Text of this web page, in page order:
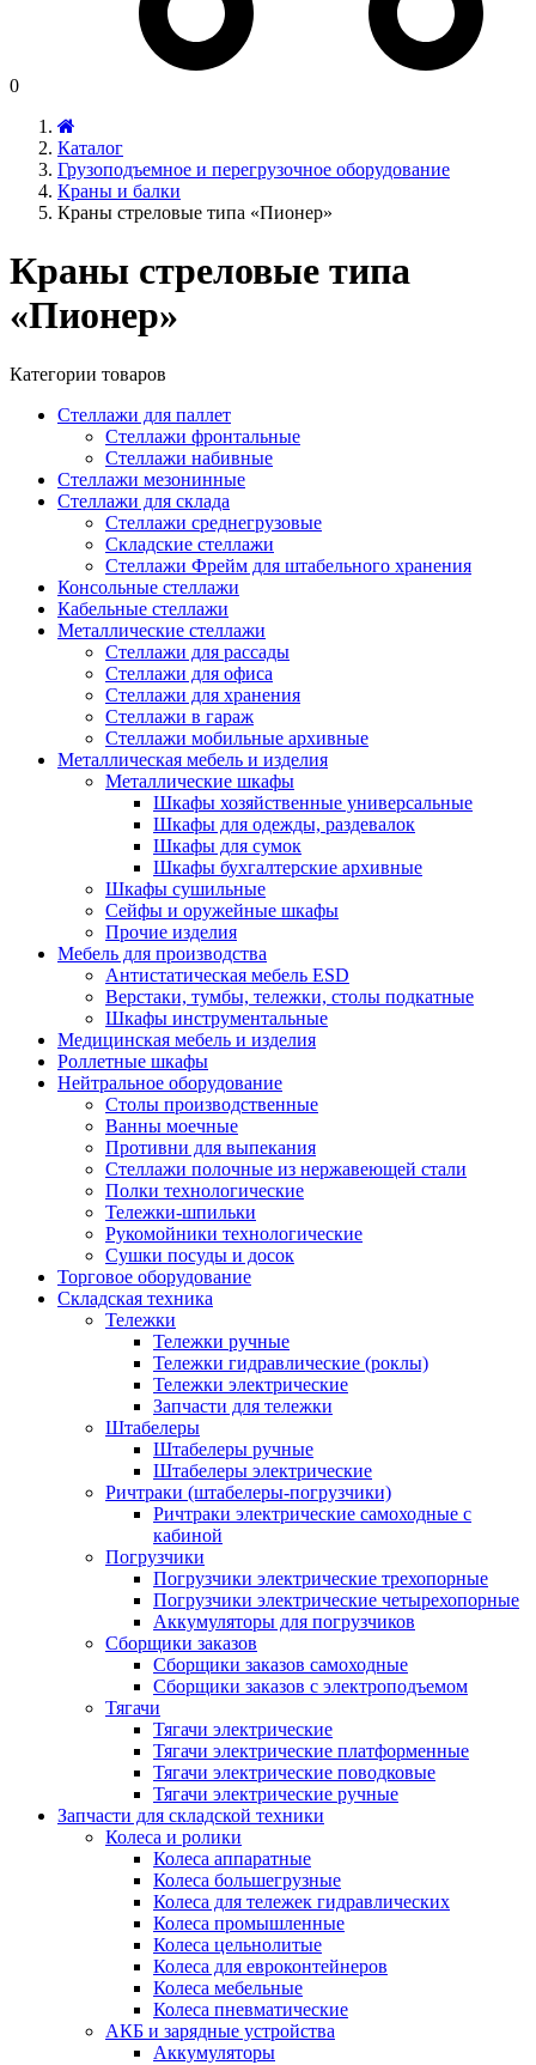
0
Каталог
Грузоподъемное и перегрузочное оборудование
Краны и балки
Краны стреловые типа «Пионер»
Краны стреловые типа
«Пионер»
Категории товаров
Стеллажи для паллет
Стеллажи фронтальные
Стеллажи набивные
Стеллажи мезонинные
Стеллажи для склада
Стеллажи среднегрузовые
Складские стеллажи
Стеллажи Фрейм для штабельного хранения
Консольные стеллажи
Кабельные стеллажи
Металлические стеллажи
Стеллажи для рассады
Стеллажи для офиса
Стеллажи для хранения
Стеллажи в гараж
Стеллажи мобильные архивные
Металлическая мебель и изделия
Металлические шкафы
Шкафы хозяйственные универсальные
Шкафы для одежды, раздевалок
Шкафы для сумок
Шкафы бухгалтерские архивные
Шкафы сушильные
Сейфы и оружейные шкафы
Прочие изделия
Мебель для производства
Антистатическая мебель ESD
Верстаки, тумбы, тележки, столы подкатные
Шкафы инструментальные
Медицинская мебель и изделия
Роллетные шкафы
Нейтральное оборудование
Столы производственные
Ванны моечные
Противни для выпекания
Стеллажи полочные из нержавеющей стали
Полки технологические
Тележки-шпильки
Рукомойники технологические
Сушки посуды и досок
Торговое оборудование
Складская техника
Тележки
Тележки ручные
Тележки гидравлические (роклы)
Тележки электрические
Запчасти для тележки
Штабелеры
Штабелеры ручные
Штабелеры электрические
Ричтраки (штабелеры-погрузчики)
Ричтраки электрические самоходные с
кабиной
Погрузчики
Погрузчики электрические трехопорные
Погрузчики электрические четырехопорные
Аккумуляторы для погрузчиков
Сборщики заказов
Сборщики заказов самоходные
Сборщики заказов с электроподъемом
Тягачи
Тягачи электрические
Тягачи электрические платформенные
Тягачи электрические поводковые
Тягачи электрические ручные
Запчасти для складской техники
Колеса и ролики
Колеса аппаратные
Колеса большегрузные
Колеса для тележек гидравлических
Колеса промышленные
Колеса цельнолитые
Колеса для евроконтейнеров
Колеса мебельные
Колеса пневматические
АКБ и зарядные устройства
Аккумуляторы